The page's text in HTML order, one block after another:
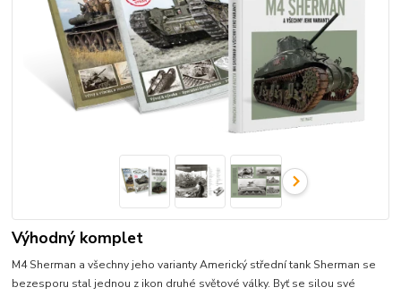
Výhodný komplet
M4 Sherman a všechny jeho varianty Americký střední tank Sherman se
bezesporu stal jednou z ikon druhé světové války. Byť se silou své